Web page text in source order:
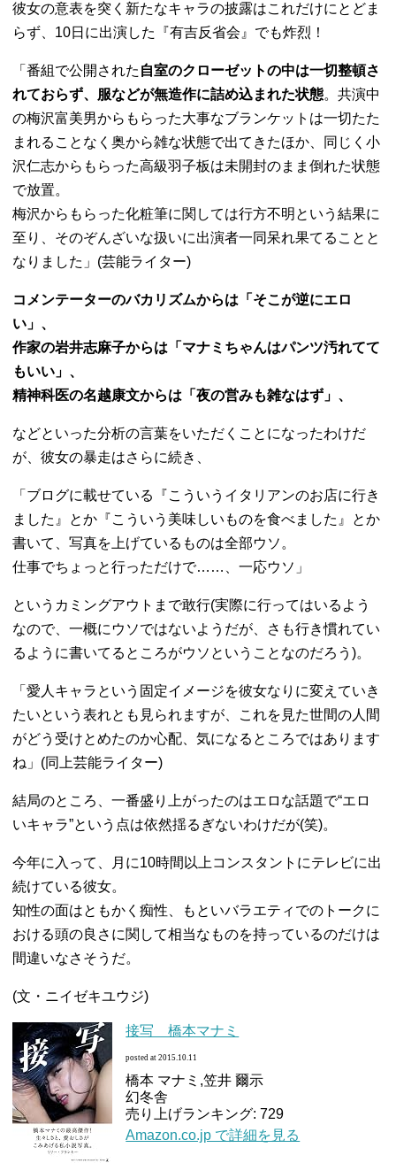
彼女の意表を突く新たなキャラの披露はこれだけにとどま
らず、10日に出演した『有吉反省会』でも炸烈！
「番組で公開された 自室のクローゼットの中は一切整頓さ
れておらず、服などが無造作に詰め込まれた状態。共演中
の梅沢富美男からもらった大事なブランケットは一切たた
まれることなく奥から雑な状態で出てきたほか、同じく小
沢仁志からもらった高級羽子板は未開封のまま倒れた状態
で放置。
梅沢からもらった化粧筆に関しては行方不明という結果に
至り、そのぞんざいな扱いに出演者一同呆れ果てることと
なりました」(芸能ライター)
コメンテーターのバカリズムからは「そこが逆にエロ
い」、
作家の岩井志麻子からは「マナミちゃんはパンツ汚れてて
もいい」、
精神科医の名越康文からは「夜の営みも雑なはず」、
などといった分析の言葉をいただくことになったわけだ
が、彼女の暴走はさらに続き、
「ブログに載せている『こういうイタリアンのお店に行き
ました』とか『こういう美味しいものを食べました』とか
書いて、写真を上げているものは全部ウソ。
仕事でちょっと行っただけで……、一応ウソ」
というカミングアウトまで敢行(実際に行ってはいるよう
なので、一概にウソではないようだが、さも行き慣れてい
るように書いてるところがウソということなのだろう)。
「愛人キャラという固定イメージを彼女なりに変えていき
たいという表れとも見られますが、これを見た世間の人間
がどう受けとめたのか心配、気になるところではあります
ね」(同上芸能ライター)
結局のところ、一番盛り上がったのはエロな話題で“エロ
いキャラ”という点は依然揺るぎないわけだが(笑)。
今年に入って、月に10時間以上コンスタントにテレビに出
続けている彼女。
知性の面はともかく痴性、もといバラエティでのトークに
おける頭の良さに関して相当なものを持っているのだけは
間違いなさそうだ。
(文・ニイゼキユウジ)
接写 橋本マナミ
posted at 2015.10.11
橋本 マナミ,笠井 爾示
幻冬舎
売り上げランキング: 729
Amazon.co.jp で詳細を見る